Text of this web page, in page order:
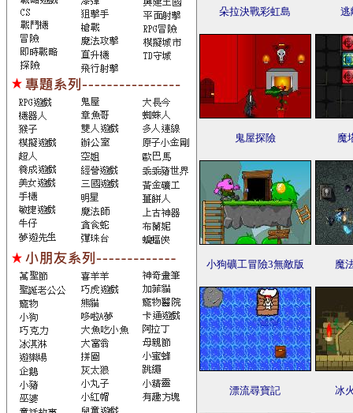
朵拉決戰彩虹島 逃
鬼屋探險 魔
小狗礦工冒險3無敵版 魔
漂流尋寶記 冰